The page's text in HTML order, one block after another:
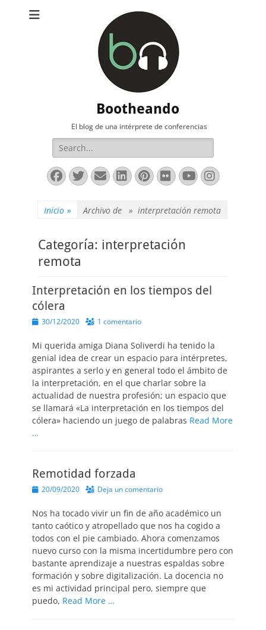
Bootheando
El blog de una intérprete de conferencias
Buscar:
Facebook
Twitter
Correo
electrónico
LinkedIn
Pinterest
FlickrYouTube
Inicio » Archivo de » interpretación remota
Categoría: interpretación
remota
Interpretación en los tiempos del
cólera
Publicado
30/12/2020 1 comentario
Mi querida amiga Diana Soliverdi ha tenido la
genial idea de crear un espacio para intérpretes,
aspirantes a serlo y en general todo el ámbito de
la interpretación, en el que charlar sobre la
actualidad de nuestra profesión; un espacio que
se llamará «La interpretación en los tiempos del
cólera» haciendo un juego de palabras Read More
…
Remotidad forzada
Publicado
20/09/2020 Deja un comentario
Nos ha tocado vivir un fin de año académico un
tanto caótico y atropellado que nos ha cogido a
todos con el pie cambiado. Ahora comenzamos
nuevo curso con la misma incertidumbre pero con
bastante aprendizaje a nuestras espaldas sobre
formación y sobre digitalización. La docencia no
es mi actividad principal pero, siempre que
puedo, Read More …